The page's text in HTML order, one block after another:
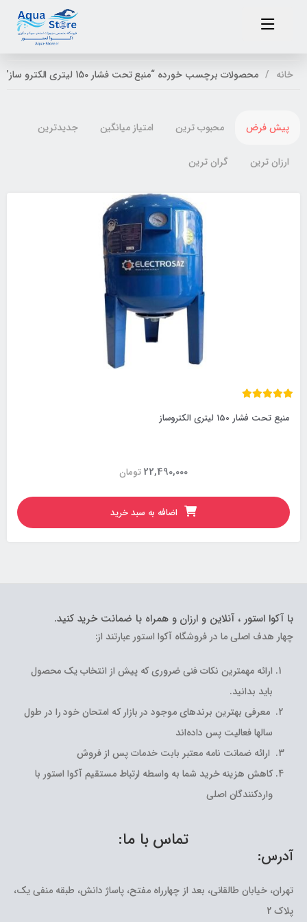
خانه محصولات برچسب خورده “منبع تحت فشار 150 لیتری الکترو ساز”
پیش فرض محبوب ترین امتیاز میانگین جدیدترین
ارزان ترین گران ترین
منبع تحت فشار 150 لیتری الکتروساز
تومان22,490,000
اضافه به سبد خرید
با آکوا استور ، آنلاین و ارزان و همراه با ضمانت خرید کنید.
چهار هدف اصلی ما در فروشگاه آکوا استور عبارتند از:
ارائه مهمترین نکات فنی ضروری که پیش از انتخاب یک محصول
باید بدانید.
معرفی بهترین برندهای موجود در بازار که امتحان خود را در طول
سالها فعالیت پس داده‌اند
ارائه ضمانت نامه معتبر بابت خدمات پس از فروش
کاهش هزینه خرید شما به واسطه ارتباط مستقیم آکوا استور با
واردکنندگان اصلی
تماس با ما:
آدرس:
تهران، خیابان طالقانی، بعد از چهارراه مفتح، پاساژ دانش، طبقه منفی یک،
پلاک 2